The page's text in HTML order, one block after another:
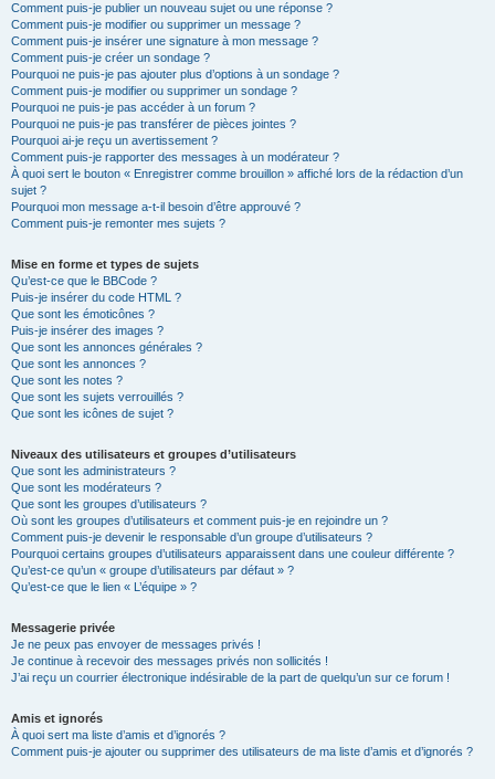
Comment puis-je publier un nouveau sujet ou une réponse ?
Comment puis-je modifier ou supprimer un message ?
Comment puis-je insérer une signature à mon message ?
Comment puis-je créer un sondage ?
Pourquoi ne puis-je pas ajouter plus d’options à un sondage ?
Comment puis-je modifier ou supprimer un sondage ?
Pourquoi ne puis-je pas accéder à un forum ?
Pourquoi ne puis-je pas transférer de pièces jointes ?
Pourquoi ai-je reçu un avertissement ?
Comment puis-je rapporter des messages à un modérateur ?
À quoi sert le bouton « Enregistrer comme brouillon » affiché lors de la rédaction d’un
sujet ?
Pourquoi mon message a-t-il besoin d’être approuvé ?
Comment puis-je remonter mes sujets ?
Mise en forme et types de sujets
Qu’est-ce que le BBCode ?
Puis-je insérer du code HTML ?
Que sont les émoticônes ?
Puis-je insérer des images ?
Que sont les annonces générales ?
Que sont les annonces ?
Que sont les notes ?
Que sont les sujets verrouillés ?
Que sont les icônes de sujet ?
Niveaux des utilisateurs et groupes d’utilisateurs
Que sont les administrateurs ?
Que sont les modérateurs ?
Que sont les groupes d’utilisateurs ?
Où sont les groupes d’utilisateurs et comment puis-je en rejoindre un ?
Comment puis-je devenir le responsable d’un groupe d’utilisateurs ?
Pourquoi certains groupes d’utilisateurs apparaissent dans une couleur différente ?
Qu’est-ce qu’un « groupe d’utilisateurs par défaut » ?
Qu’est-ce que le lien « L’équipe » ?
Messagerie privée
Je ne peux pas envoyer de messages privés !
Je continue à recevoir des messages privés non sollicités !
J’ai reçu un courrier électronique indésirable de la part de quelqu’un sur ce forum !
Amis et ignorés
À quoi sert ma liste d’amis et d’ignorés ?
Comment puis-je ajouter ou supprimer des utilisateurs de ma liste d’amis et d’ignorés ?